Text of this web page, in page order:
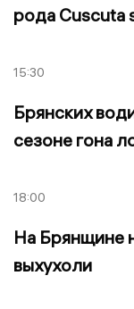
рода Cuscuta
15:30
Брянских
сезоне гона
18:00
На Брянщине
выхухоли